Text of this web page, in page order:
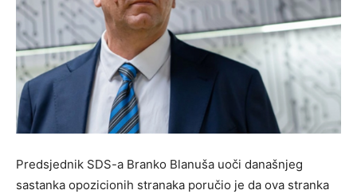
Predsjednik SDS-a Branko Blanuša uoči današnjeg
sastanka opozicionih stranaka poručio je da ova stranka